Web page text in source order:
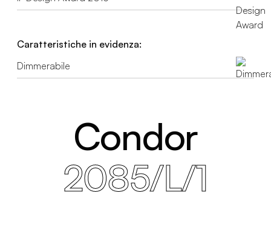
Caratteristiche in evidenza:
Dimmerabile
Condor
2085/L/1